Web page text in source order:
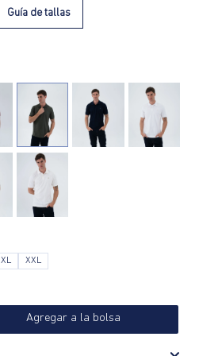
Guía de tallas
XL XXL
Agregar a la bolsa